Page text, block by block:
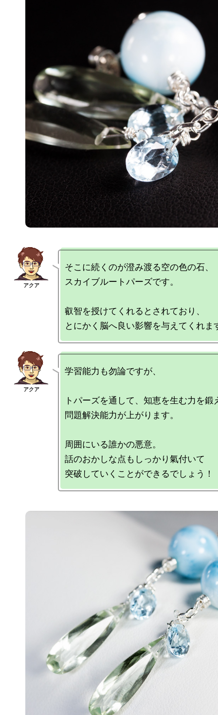
そこに続くのが澄み渡る空の色の石、
スカイブルートパーズです。
叡智を授けてくれるとされており、
学習能力も勿論ですが、
トパーズを通して、知恵を生む力を鍛
問題解決能力が上がります。
周囲にいる誰かの悪意。
話のおかしな点もしっかり氣付いて